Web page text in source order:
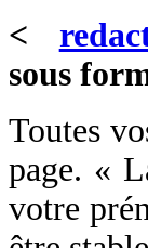
<
sous
Toutes
page. «
votre